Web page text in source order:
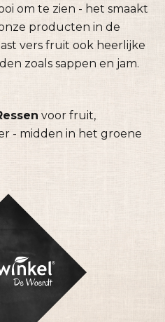
om te zien - het smaakt
producten in de
vers fruit ook heerlijke
zoals sappen en jam.
voor fruit,
- midden in het groene